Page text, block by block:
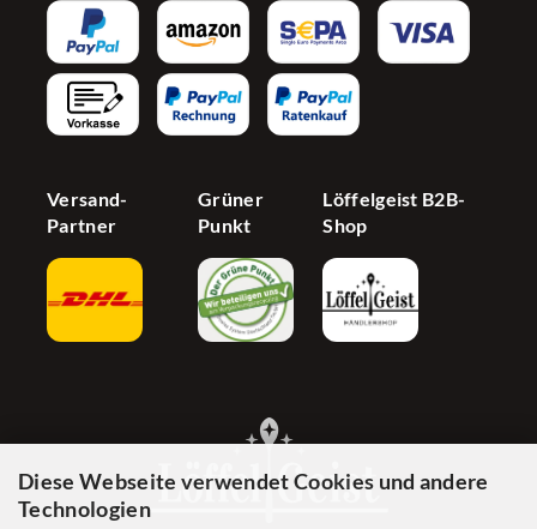
Diese Webseite verwendet Cookies und andere
Technologien
Partnerprogramm
Newsletter
Jetzt Händer werden
AGB
Barrierefreiheit
Cookie Einstellungen
Versand-
Partner
Grüner
Punkt
Löffelgeist B2B-
Shop